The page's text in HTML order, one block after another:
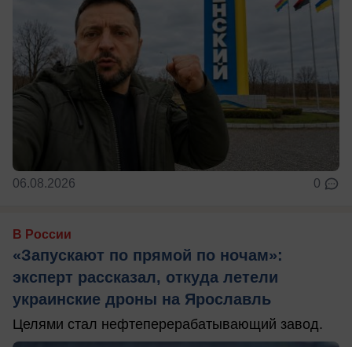
06.08.2026 0
В России
«Запускают по прямой по ночам»:
эксперт рассказал, откуда летели
украинские дроны на Ярославль
Целями стал нефтеперерабатывающий завод.